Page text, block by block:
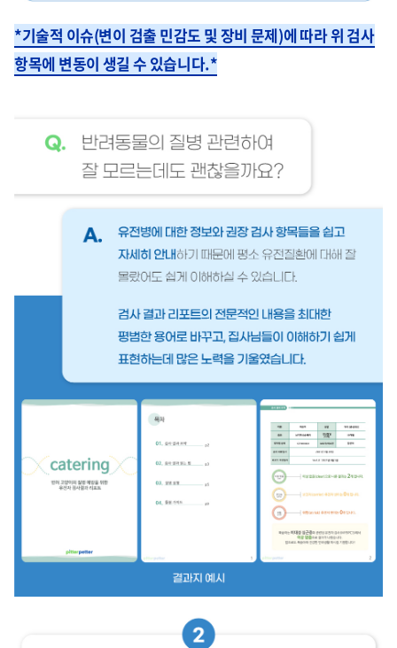
*기술적 이슈(변이 검출 민감도 및 장비 문제)에 따라 위 검사
항목에 변동이 생길 수 있습니다.*